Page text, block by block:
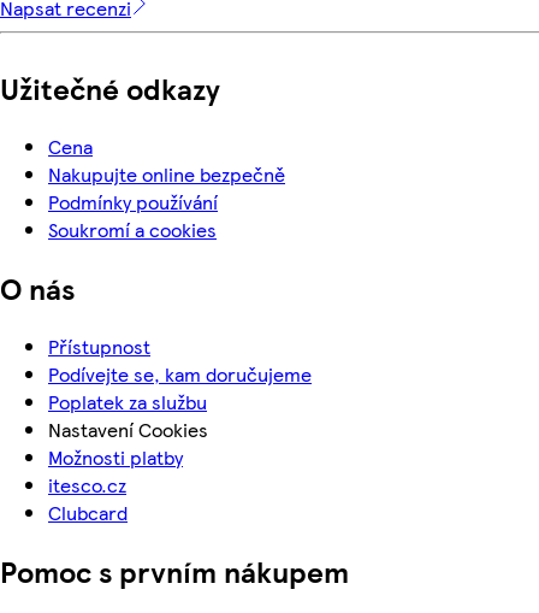
Napsat recenzi
Užitečné odkazy
Cena
Nakupujte online bezpečně
Podmínky používání
Soukromí a cookies
O nás
Přístupnost
Podívejte se, kam doručujeme
Poplatek za službu
Nastavení Cookies
Možnosti platby
itesco.cz
Clubcard
Pomoc s prvním nákupem